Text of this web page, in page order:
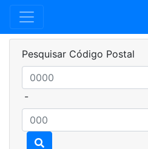
Pesquisar Código Postal
-